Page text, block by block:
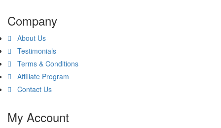
Company
About Us
Testimonials
Terms & Conditions
Affiliate Program
Contact Us
My Account